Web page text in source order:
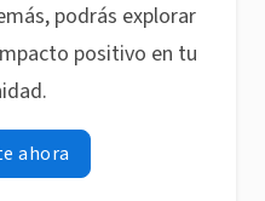
podrás explorar
positivo en tu
ahora